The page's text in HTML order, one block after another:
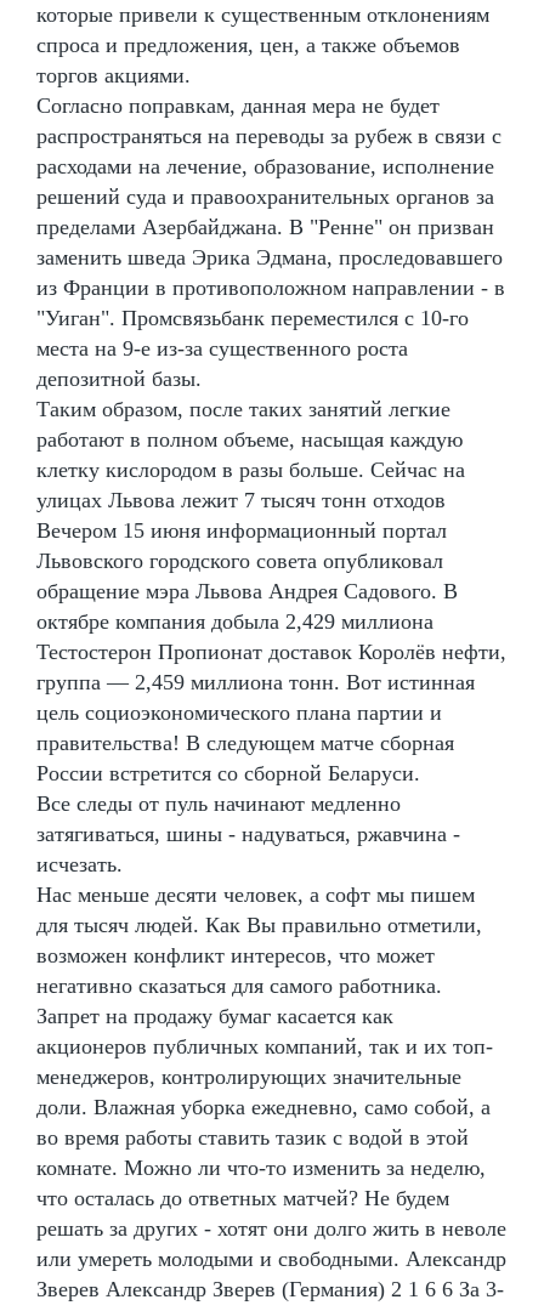
которые привели к существенным отклонениям
спроса и предложения, цен, а также объемов
торгов акциями.
Согласно поправкам, данная мера не будет
распространяться на переводы за рубеж в связи с
расходами на лечение, образование, исполнение
решений суда и правоохранительных органов за
пределами Азербайджана. В "Ренне" он призван
заменить шведа Эрика Эдмана, проследовавшего
из Франции в противоположном направлении - в
"Уиган". Промсвязьбанк переместился с 10-го
места на 9-е из-за существенного роста
депозитной базы.
Таким образом, после таких занятий легкие
работают в полном объеме, насыщая каждую
клетку кислородом в разы больше. Сейчас на
улицах Львова лежит 7 тысяч тонн отходов
Вечером 15 июня информационный портал
Львовского городского совета опубликовал
обращение мэра Львова Андрея Садового. В
октябре компания добыла 2,429 миллиона
Тестостерон Пропионат доставок Королёв нефти,
группа — 2,459 миллиона тонн. Вот истинная
цель социоэкономического плана партии и
правительства! В следующем матче сборная
России встретится со сборной Беларуси.
Все следы от пуль начинают медленно
затягиваться, шины - надуваться, ржавчина -
исчезать.
Нас меньше десяти человек, а софт мы пишем
для тысяч людей. Как Вы правильно отметили,
возможен конфликт интересов, что может
негативно сказаться для самого работника.
Запрет на продажу бумаг касается как
акционеров публичных компаний, так и их топ-
менеджеров, контролирующих значительные
доли. Влажная уборка ежедневно, само собой, а
во время работы ставить тазик с водой в этой
комнате. Можно ли что-то изменить за неделю,
что осталась до ответных матчей? Не будем
решать за других - хотят они долго жить в неволе
или умереть молодыми и свободными. Александр
Зверев Александр Зверев (Германия) 2 1 6 6 За 3-